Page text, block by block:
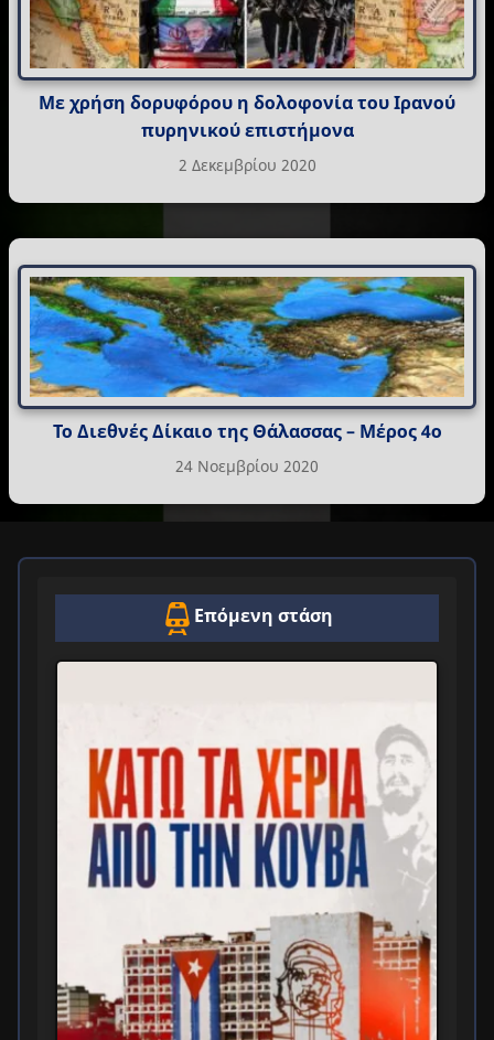
Με χρήση δορυφόρου η δολοφονία του Ιρανού
πυρηνικού επιστήμονα
2 Δεκεμβρίου 2020
Το Διεθνές Δίκαιο της Θάλασσας – Μέρος 4ο
24 Νοεμβρίου 2020
Επόμενη στάση